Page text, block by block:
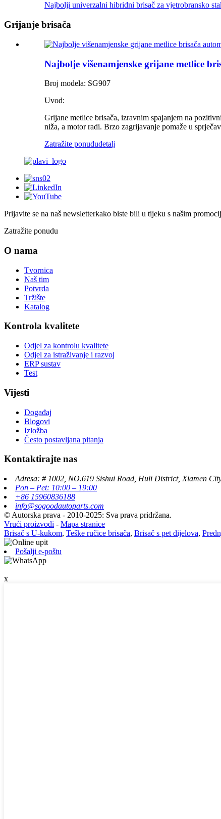
Najbolji univerzalni hibridni brisač za vjetrobransko
Grijanje brisača
Najbolje višenamjenske grijane metlice
Broj modela: SG907
Uvod:
Grijane metlice brisača, izravnim spajanjem na
niža, a motor radi. Brzo zagrijavanje pomaže u
Zatražite ponududetalj
Prijavite se na naš newsletterkako biste bili u tijeku s našim
Zatražite ponudu
O nama
Tvornica
Naš tim
Potvrda
Tržište
Katalog
Kontrola kvalitete
Odjel za kontrolu kvalitete
Odjel za istraživanje i razvoj
ERP sustav
Test
Vijesti
Događaj
Blogovi
Izložba
Često postavljana pitanja
Kontaktirajte nas
Adresa: # 1002, NO.619 Sishui Road, Huli District, Xiamen
Pon – Pet: 10:00 – 19:00
+86 15960836188
info@sogoodautoparts.com
© Autorska prava - 2010-2025: Sva prava pridržana.
Vrući proizvodi - Mapa stranice
Brisač s U-kukom, Teške ručice brisača, Brisač s pet dijelova,
Pošalji e-poštu
x